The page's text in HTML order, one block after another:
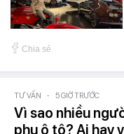
Chia sẻ
TƯ VẤN - 5 GIỜ TRƯỚC
Vì sao nhiều
phụ ô tô? Ai hay